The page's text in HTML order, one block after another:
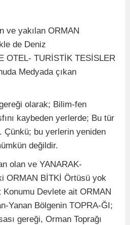
ve yakılan ORMAN
de Deniz
OTEL- TURİSTİK TESİSLER
Medyada çıkan
olarak; Bilim-fen
kaybeden yerlerde; Bu tür
Çünkü; bu yerlerin yeniden
değildir.
olan ve YANARAK-
ORMAN BİTKİ Örtüsü yok
Devlete ait ORMAN
Yanan Bölgenin TOPRA-ĞI;
gereği, Orman Toprağı